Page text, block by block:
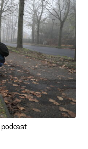
podcast